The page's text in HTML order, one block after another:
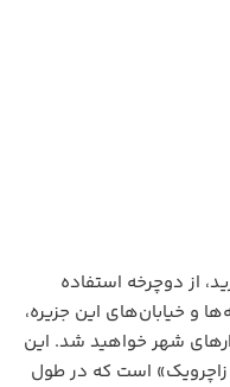
از دوچرخه استفاده
و خیابان‌های این جزیره،
شهر خواهید شد. این
زاچرویک» است که در طول